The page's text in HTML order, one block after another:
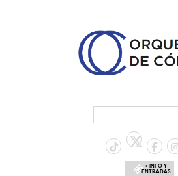
+ INFO Y
ENTRADAS